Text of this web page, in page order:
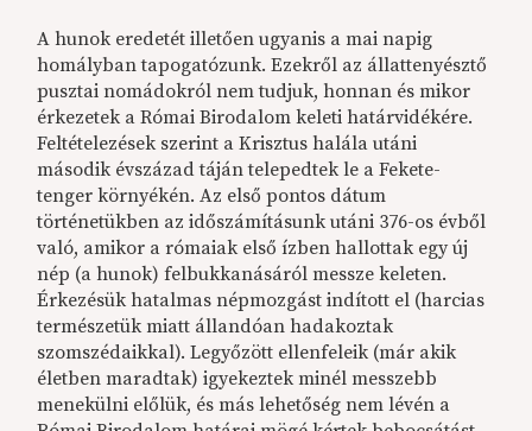
A hunok eredetét illetően ugyanis a mai napig
homályban tapogatózunk. Ezekről az állattenyésztő
pusztai nomádokról nem tudjuk, honnan és mikor
érkezetek a Római Birodalom keleti határvidékére.
Feltételezések szerint a Krisztus halála utáni
második évszázad táján telepedtek le a Fekete-
tenger környékén. Az első pontos dátum
történetükben az időszámításunk utáni 376-os évből
való, amikor a rómaiak első ízben hallottak egy új
nép (a hunok) felbukkanásáról messze keleten.
Érkezésük hatalmas népmozgást indított el (harcias
természetük miatt állandóan hadakoztak
szomszédaikkal). Legyőzött ellenfeleik (már akik
életben maradtak) igyekeztek minél messzebb
menekülni előlük, és más lehetőség nem lévén a